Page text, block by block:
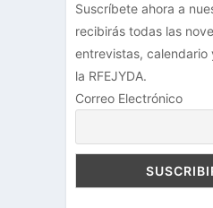
Suscríbete ahora a
recibirás todas las
entrevistas, calendario
la RFEJYDA.
Correo Electrónico